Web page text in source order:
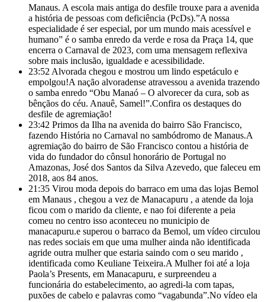
Manaus. A escola mais antiga do desfile trouxe para a avenida
a história de pessoas com deficiência (PcDs).”A nossa
especialidade é ser especial, por um mundo mais acessível e
humano” é o samba enredo da verde e rosa da Praça 14, que
encerra o Carnaval de 2023, com uma mensagem reflexiva
sobre mais inclusão, igualdade e acessibilidade.
23:52 Alvorada chegou e mostrou um lindo espetáculo e
empolgou!A nação alvoradense atravessou a avenida trazendo
o samba enredo “Obu Manaó – O alvorecer da cura, sob as
bênçãos do céu. Anauê, Samel!”.Confira os destaques do
desfile de agremiação!
23:42 Primos da Ilha na avenida do bairro São Francisco,
fazendo História no Carnaval no sambódromo de Manaus.A
agremiação do bairro de São Francisco contou a história de
vida do fundador do cônsul honorário de Portugal no
Amazonas, José dos Santos da Silva Azevedo, que faleceu em
2018, aos 84 anos.
21:35 Virou moda depois do barraco em uma das lojas Bemol
em Manaus , chegou a vez de Manacapuru , a atende da loja
ficou com o marido da cliente, e nao foi diferente a peia
comeu no centro isso aconteceu no municipio de
manacapuru.e superou o barraco da Bemol, um vídeo circulou
nas redes sociais em que uma mulher ainda não identificada
agride outra mulher que estaria saindo com o seu marido ,
identificada como Keuliane Teixeira.A Mulher foi até a loja
Paola’s Presents, em Manacapuru, e surpreendeu a
funcionária do estabelecimento, ao agredi-la com tapas,
puxões de cabelo e palavras como “vagabunda”.No vídeo ela